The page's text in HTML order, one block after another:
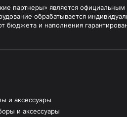
партнеры» является
обрабатывается
бюджета и наполнения
и аксессуары
и аксессуары